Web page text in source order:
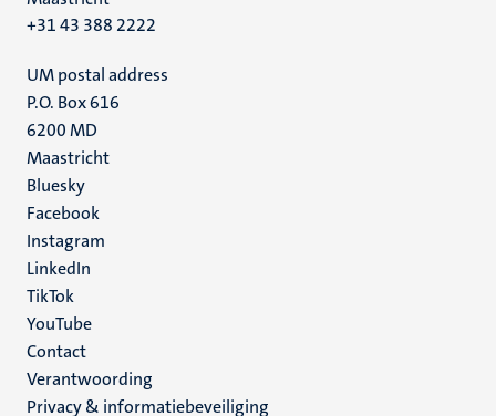
+31 43 388 2222
UM postal address
P.O. Box 616
6200 MD
Maastricht
Social
media
Bluesky
Facebook
Instagram
LinkedIn
TikTok
YouTube
Menu
footer
Contact
Verantwoording
Privacy & informatiebeveiliging